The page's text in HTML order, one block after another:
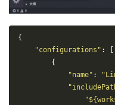
{
"configurations" :
{
"name" :